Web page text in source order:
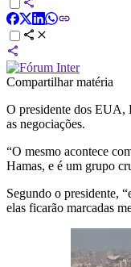
Compartilhar matéria
O presidente dos EUA,
as negociações.
“O mesmo acontece
Hamas, e é um grupo
Segundo o presidente,
elas ficarão marcadas